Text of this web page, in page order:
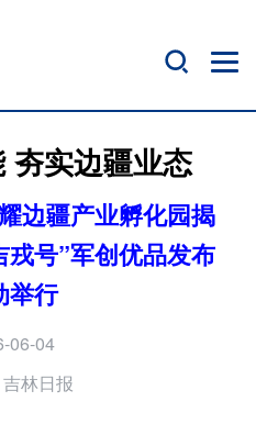
夯实边疆业态
边疆产业孵化园揭
号”军创优品发布
举行
06-04
吉林日报